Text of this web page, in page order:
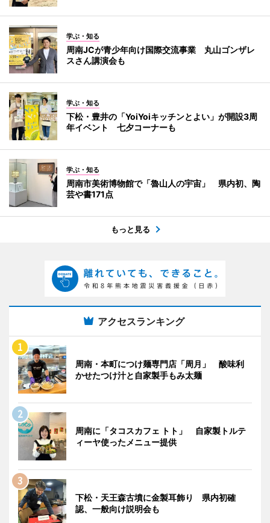
学ぶ・知る
周南JCが青少年向け国際交流事業 丸山ゴンザレ
スさん講演会も
学ぶ・知る
下松・豊井の「YoiYoiキッチンとよい」が開設3周
年イベント 七夕コーナーも
学ぶ・知る
周南市美術博物館で「魯山人の宇宙」 県内初、陶
芸や書171点
もっと見る
アクセスランキング
周南・本町につけ麺専門店「周月」 酸味利
かせたつけ汁と自家製手もみ太麺
周南に「タコスカフェ トト」 自家製トルテ
ィーヤ使ったメニュー提供
下松・天王森古墳に金製耳飾り 県内初確
認、一般向け説明会も